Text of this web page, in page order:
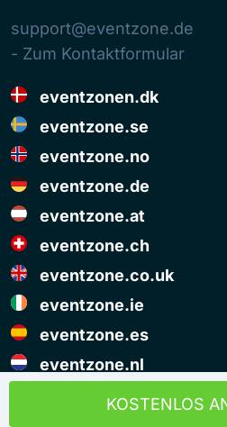
KOSTENLOS
support@eventzone.de
- Zum Kontaktformular
eventzonen.dk
eventzone.se
eventzone.no
eventzone.de
eventzone.at
eventzone.ch
eventzone.co.uk
eventzone.ie
eventzone.es
eventzone.nl
© Copyright Eventzone 2026